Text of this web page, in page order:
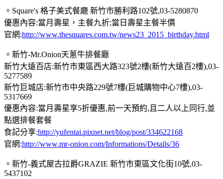
。Square's 格子美式餐廰 新竹市勝利路102號,03-5280870
優惠內容:當月壽星，主餐九折;當日壽星主餐半價
官網:http://www.thesquares.com.tw/news23_2015_birthday.html
。新竹-Mr.Onion天蔥牛排餐廳
新竹大遠百店:新竹市東區西大路323號2樓(新竹大遠百2樓),03-
5277589
新竹巨城店:新竹市中央路229號7樓(巨城購物中心7樓),03-
5317669
優惠內容:當月壽星享5折優惠,前一天預約,且二人以上同行,並
點選排餐套餐
食記分享:http://yufentai.pixnet.net/blog/post/334622168
官網:http://www.mr-onion.com/Informations/Details/36
。新竹-義式屋古拉爵GRAZIE 新竹市東區文化街10號,03-
5437102